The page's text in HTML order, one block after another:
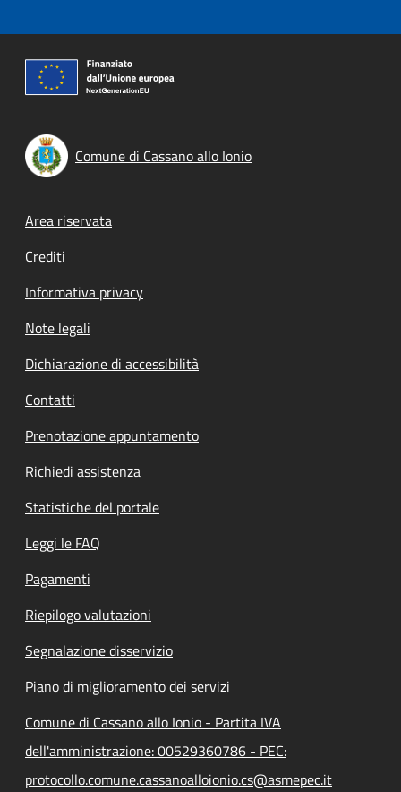
Comune di Cassano allo Ionio
Footer menu
Area riservata
Crediti
Informativa privacy
Note legali
Dichiarazione di accessibilità
Contatti
Prenotazione appuntamento
Richiedi assistenza
Statistiche del portale
Leggi le FAQ
Pagamenti
Riepilogo valutazioni
Segnalazione disservizio
Piano di miglioramento dei servizi
Comune di Cassano allo Ionio - Partita IVA
dell'amministrazione: 00529360786 - PEC:
protocollo.comune.cassanoalloionio.cs@asmepec.it